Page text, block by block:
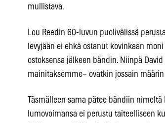
mullistava.
Lou Reedin 60-luvun puolivälissä
levyjään ei ehkä ostanut kovinkaan
ostoksensa jälkeen bändin. Niinpä
mainitaksemme– ovatkin jossain
Täsmälleen sama pätee bändiin nimeltä
lumovoimansa ei perustu taiteelliseen